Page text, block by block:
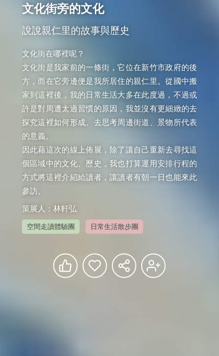
文化街旁的文化
說說親仁里的故事與歷史
文化街在哪裡呢？
文化街是我家前的一條街，它位在新竹市政府的後
方，而在它旁邊便是我所居住的親仁里。從國中搬
家到這裡後，我的日常生活大多在此度過，不過或
許是對周遭太過習慣的原因，我並沒有更細緻的去
探究這裡如何形成、去思考周邊街道、景物所代表
的意義。
因此藉這次的線上佈展，除了讓自己重新去尋找這
個區域中的文化、歷史，我也打算運用安排行程的
方式將這裡介紹給讀者，讓讀者有朝一日也能來此
參訪。
策展人：林軒弘
空間走讀體驗團 日常生活散步團